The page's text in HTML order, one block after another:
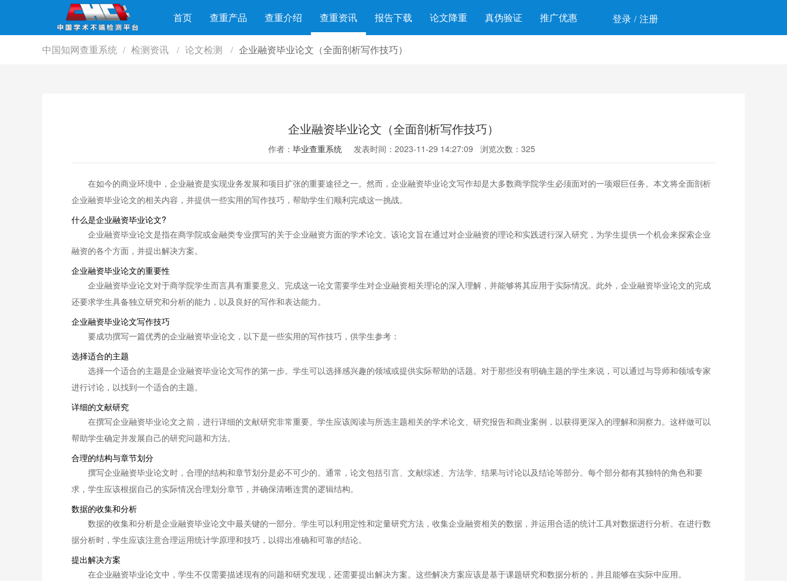
首页 查重产品 查重介绍 查重资讯 报告下载 论文降重 真伪验证 推广优惠 登录 / 注册
中国知网查重系统 / 检测资讯 / 论文检测 / 企业融资毕业论文（全面剖析写作技巧）
企业融资毕业论文（全面剖析写作技巧）
作者： 毕业查重系统 发表时间：2023-11-29 14:27:09 浏览次数：325
在如今的商业环境中，企业融资是实现业务发展和项目扩张的重要途径之一。然而，企业融资毕业论文写作却是大多数商学院学生必须面对的一项艰巨任务。本文将全面剖析
企业融资毕业论文的相关内容，并提供一些实用的写作技巧，帮助学生们顺利完成这一挑战。
什么是企业融资毕业论文?
企业融资毕业论文是指在商学院或金融类专业撰写的关于企业融资方面的学术论文。该论文旨在通过对企业融资的理论和实践进行深入研究，为学生提供一个机会来探索企业
融资的各个方面，并提出解决方案。
企业融资毕业论文的重要性
企业融资毕业论文对于商学院学生而言具有重要意义。完成这一论文需要学生对企业融资相关理论的深入理解，并能够将其应用于实际情况。此外，企业融资毕业论文的完成
还要求学生具备独立研究和分析的能力，以及良好的写作和表达能力。
企业融资毕业论文写作技巧
要成功撰写一篇优秀的企业融资毕业论文，以下是一些实用的写作技巧，供学生参考：
选择适合的主题
选择一个适合的主题是企业融资毕业论文写作的第一步。学生可以选择感兴趣的领域或提供实际帮助的话题。对于那些没有明确主题的学生来说，可以通过与导师和领域专家
进行讨论，以找到一个适合的主题。
详细的文献研究
在撰写企业融资毕业论文之前，进行详细的文献研究非常重要。学生应该阅读与所选主题相关的学术论文、研究报告和商业案例，以获得更深入的理解和洞察力。这样做可以
帮助学生确定并发展自己的研究问题和方法。
合理的结构与章节划分
撰写企业融资毕业论文时，合理的结构和章节划分是必不可少的。通常，论文包括引言、文献综述、方法学、结果与讨论以及结论等部分。每个部分都有其独特的角色和要
求，学生应该根据自己的实际情况合理划分章节，并确保清晰连贯的逻辑结构。
数据的收集和分析
数据的收集和分析是企业融资毕业论文中最关键的一部分。学生可以利用定性和定量研究方法，收集企业融资相关的数据，并运用合适的统计工具对数据进行分析。在进行数
据分析时，学生应该注意合理运用统计学原理和技巧，以得出准确和可靠的结论。
提出解决方案
在企业融资毕业论文中，学生不仅需要描述现有的问题和研究发现，还需要提出解决方案。这些解决方案应该是基于课题研究和数据分析的，并且能够在实际中应用。